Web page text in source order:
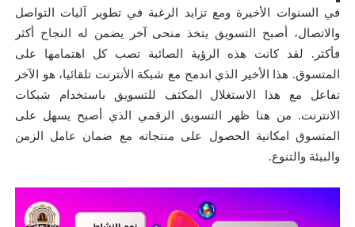
في السنوات الأخيرة ومع تزايد الرغبة في تطوير آليات التواصل
والاتصال، أصبح التسويق يتخذ منحى آخر يضمن له النجاح أكثر
فأكثر. لقد كانت هذه الرؤية الصائبة تصب كل اهتمامها على
المتسوق. هذا الأخير الذي اندمج مع شبكة الأنترنت تلقائيا، هو الآخر
تفاعل مع هذا الاستغلال المكثف للتسويق باستخدام شبكات
الانترنت. من هنا ظهر التسويق الرقمي الذي أصبح يسهل على
المتسوق امكانية الحصول على منتجاته مع ضمان عامل الزمن
والبيئة والتنوع.